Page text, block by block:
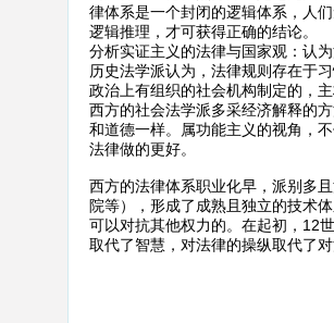
律体系是一个封闭的逻辑体系，人
逻辑推理，才可获得正确的结论。
分析实证主义的法律与国家观：认
历史法学派认为，法律规则存在于
政治上有组织的社会机构制定的，
西方的社会法学派多采经济解释的
和道德一样。属功能主义的视角，
法律做的更好。
西方的法律体系职业化早，派别多
院等），形成了成熟且独立的技术
可以对抗其他权力的。在起初，12
取代了智慧，对法律的操纵取代了